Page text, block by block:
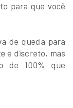
para que você
de queda para
e discreto, mas
de 100% que